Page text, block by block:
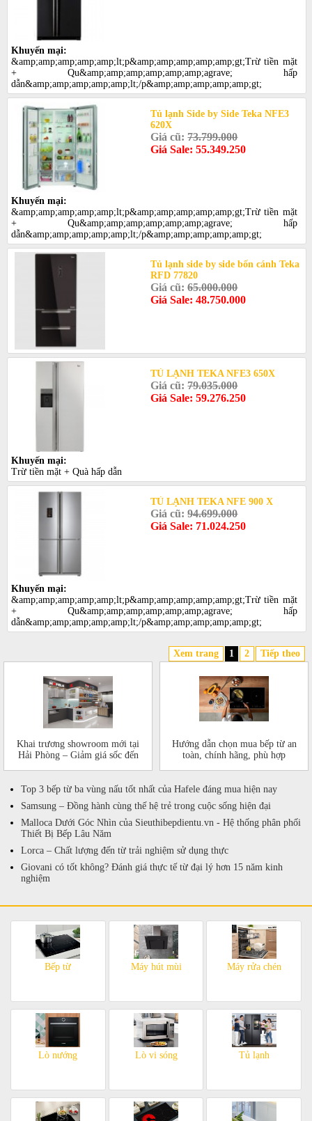
Khuyến mại:
&amp;amp;amp;amp;amp;lt;p&amp;amp;amp;amp;amp;gt;Trừ tiền mặt
+ Qu&amp;amp;amp;amp;amp;amp;agrave; hấp
dẫn&amp;amp;amp;amp;amp;lt;/p&amp;amp;amp;amp;amp;gt;
Tủ lạnh Side by Side Teka NFE3
620X
Giá cũ:73.799.000
Giá Sale: 55.349.250
Khuyến mại:
&amp;amp;amp;amp;amp;lt;p&amp;amp;amp;amp;amp;gt;Trừ tiền mặt
+ Qu&amp;amp;amp;amp;amp;amp;agrave; hấp
dẫn&amp;amp;amp;amp;amp;lt;/p&amp;amp;amp;amp;amp;gt;
Tủ lạnh side by side bốn cánh Teka
RFD 77820
Giá cũ:65.000.000
Giá Sale: 48.750.000
TỦ LẠNH TEKA NFE3 650X
Giá cũ:79.035.000
Giá Sale: 59.276.250
Khuyến mại:
Trừ tiền mặt + Quà hấp dẫn
TỦ LẠNH TEKA NFE 900 X
Giá cũ:94.699.000
Giá Sale: 71.024.250
Khuyến mại:
&amp;amp;amp;amp;amp;lt;p&amp;amp;amp;amp;amp;gt;Trừ tiền mặt
+ Qu&amp;amp;amp;amp;amp;amp;agrave; hấp
dẫn&amp;amp;amp;amp;amp;lt;/p&amp;amp;amp;amp;amp;gt;
Xem trang 1 2 Tiếp theo
Khai trương showroom mới tại
Hải Phòng – Giảm giá sốc đến
Hướng dẫn chọn mua bếp từ an
toàn, chính hãng, phù hợp
Top 3 bếp từ ba vùng nấu tốt nhất của Hafele đáng mua hiện nay
Samsung – Đồng hành cùng thế hệ trẻ trong cuộc sống hiện đại
Malloca Dưới Góc Nhìn của Sieuthibepdientu.vn - Hệ thống phân phối
Thiết Bị Bếp Lâu Năm
Lorca – Chất lượng đến từ trải nghiệm sử dụng thực
Giovani có tốt không? Đánh giá thực tế từ đại lý hơn 15 năm kinh
nghiệm
Bếp từ Máy hút mùi Máy rửa chén
Lò nướng Lò vi sóng Tủ lạnh